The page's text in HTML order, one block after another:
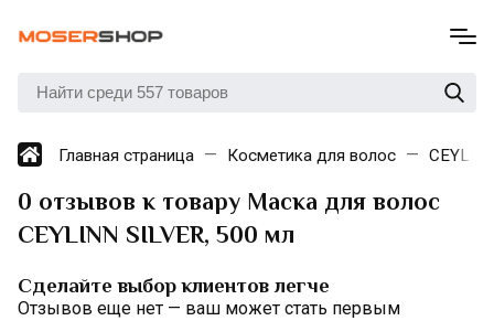
Главная страница Косметика для волос
0 отзывов к товару Маска для волос
CEYLINN SILVER, 500 мл
Сделайте выбор клиентов легче
Отзывов еще нет — ваш может стать первым